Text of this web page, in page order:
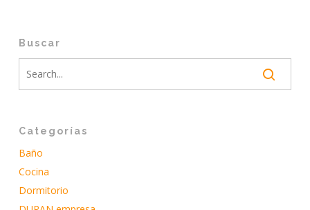
Buscar
Categorías
Baño
Cocina
Dormitorio